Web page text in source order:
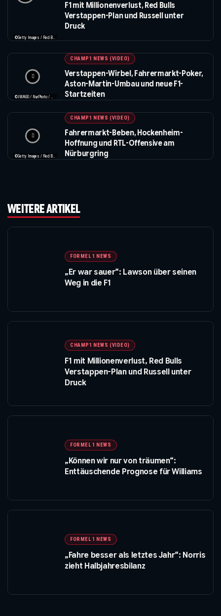
©Getty Images / Red Bull / Formula 1
F1 mit Millionenverlust, Red Bulls
Verstappen-Plan und Russell unter
Druck
©IMAGO / NurPhoto / Beautiful Sports
CHAMP1 NEWS (VIDEO)
Verstappen-Wirbel, Fahrermarkt-Poker,
Aston-Martin-Umbau und neue F1-
Startzeiten
©Getty Images / Red Bull / XPB Images
CHAMP1 NEWS (VIDEO)
Fahrermarkt-Beben, Hockenheim-
Hoffnung und RTL-Offensive am
Nürburgring
WEITERE ARTIKEL
FORMEL 1 NEWS
„Er war sauer“: Lawson über seinen
Weg in die F1
CHAMP1 NEWS (VIDEO)
F1 mit Millionenverlust, Red Bulls
Verstappen-Plan und Russell unter
Druck
FORMEL 1 NEWS
„Können wir nur von träumen“:
Enttäuschende Prognose für Williams
FORMEL 1 NEWS
„Fahre besser als letztes Jahr“: Norris
zieht Halbjahresbilanz